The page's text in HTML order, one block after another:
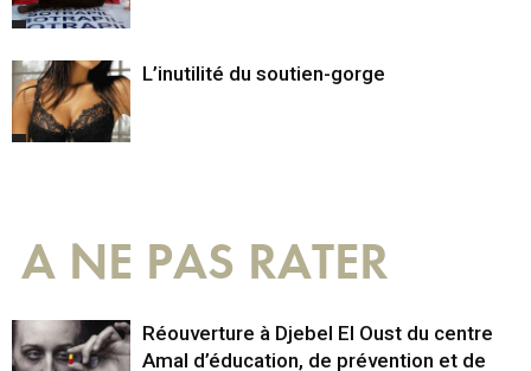
L’inutilité du soutien-gorge
A NE PAS RATER
Réouverture à Djebel El Oust du centre
Amal d’éducation, de prévention et de